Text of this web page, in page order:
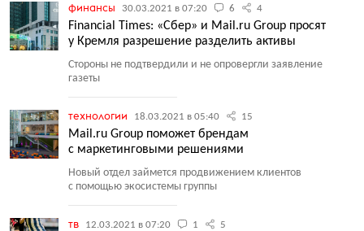
финансы 30.03.2021 в 07:20 6 4
Financial Times: «Сбер» и Mail.ru Group просят
у Кремля разрешение разделить активы
Стороны не подтвердили и не опровергли заявление
газеты
технологии 18.03.2021 в 05:40 15
Mail.ru Group поможет брендам
с маркетинговыми решениями
Новый отдел займется продвижением клиентов
с помощью экосистемы группы
тв 12.03.2021 в 07:20 1 5